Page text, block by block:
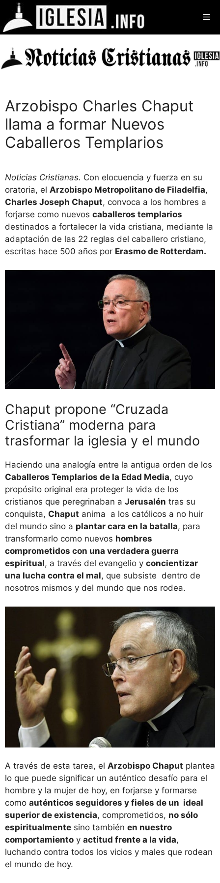
Saltar
contenido
Arzobispo Charles Chaput
llama a formar Nuevos
Caballeros Templarios
Noticias Cristianas. Con elocuencia y fuerza en su
oratoria, el Arzobispo Metropolitano de Filadelfia,
Charles Joseph Chaput, convoca a los hombres a
forjarse como nuevos caballeros templarios
destinados a fortalecer la vida cristiana, mediante la
adaptación de las 22 reglas del caballero cristiano,
escritas hace 500 años por Erasmo de Rotterdam.
Chaput propone “Cruzada
Cristiana” moderna para
trasformar la iglesia y el mundo
Haciendo una analogía entre la antigua orden de los
Caballeros Templarios de la Edad Media, cuyo
propósito original era proteger la vida de los
cristianos que peregrinaban a Jerusalén tras su
conquista, Chaput anima a los católicos a no huir
del mundo sino a plantar cara en la batalla, para
transformarlo como nuevos hombres
comprometidos con una verdadera guerra
espiritual, a través del evangelio y concientizar
una lucha contra el mal, que subsiste dentro de
nosotros mismos y del mundo que nos rodea.
A través de esta tarea, el Arzobispo Chaput plantea
lo que puede significar un auténtico desafío para el
hombre y la mujer de hoy, en forjarse y formarse
como auténticos seguidores y fieles de un ideal
superior de existencia, comprometidos, no sólo
espiritualmente sino también en nuestro
comportamiento y actitud frente a la vida,
luchando contra todos los vicios y males que rodean
el mundo de hoy.